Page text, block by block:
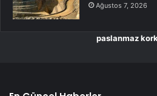
Ağustos 7, 2026
paslanmaz